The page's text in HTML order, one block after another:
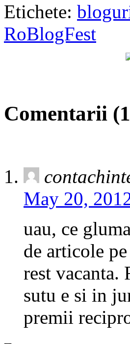
Etichete:
RoBlogFest
Comentarii
May 20,
uau, ce
de articole
rest vacanta.
sutu e si in
premii